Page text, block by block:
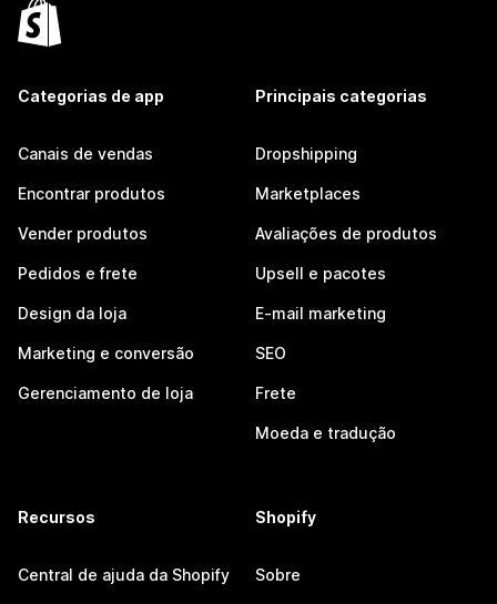
Categorias de app
Canais de vendas
Encontrar produtos
Vender produtos
Pedidos e frete
Design da loja
Marketing e conversão
Gerenciamento de loja
Principais categorias
Dropshipping
Marketplaces
Avaliações de produtos
Upsell e pacotes
E-mail marketing
SEO
Frete
Moeda e tradução
Recursos
Central de ajuda da Shopify
Shopify
Sobre